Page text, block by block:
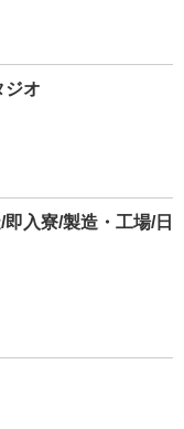
ジオ
入寮/製造・工場/日